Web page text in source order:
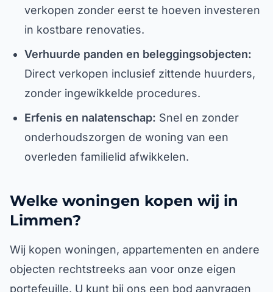
verkopen zonder eerst te hoeven investeren
in kostbare renovaties.
Verhuurde panden en beleggingsobjecten:
Direct verkopen inclusief zittende huurders,
zonder ingewikkelde procedures.
Erfenis en nalatenschap: Snel en zonder
onderhoudszorgen de woning van een
overleden familielid afwikkelen.
Welke woningen kopen wij in
Limmen?
Wij kopen woningen, appartementen en andere
objecten rechtstreeks aan voor onze eigen
portefeuille. U kunt bij ons een bod aanvragen